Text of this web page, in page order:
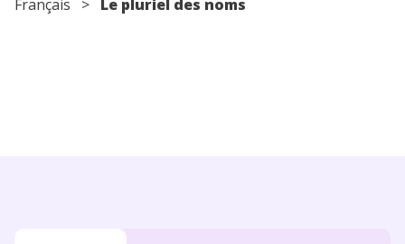
Français > Le pluriel des noms